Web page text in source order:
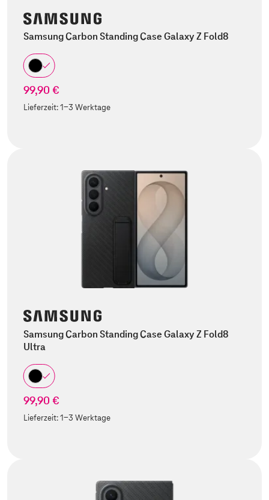
Samsung Carbon Standing Case Galaxy Z Fold8
99,90 €
Lieferzeit:1-3 Werktage
Samsung Carbon Standing Case Galaxy Z Fold8
Ultra
99,90 €
Lieferzeit:1-3 Werktage